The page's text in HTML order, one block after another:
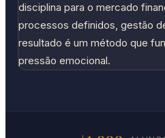
disciplina para o mercado
processos definidos, gestão
resultado é um método que
pressão emocional.